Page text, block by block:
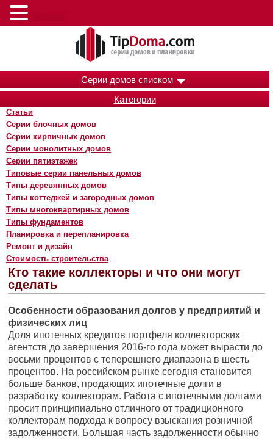
Серии домов списком
Категории
Статьи
Серии блочных домов
Серии кирпичных домов
Серии монолитных домов
Серии пятиэтажек
Типовые серии панельных домов
Типы деревянных домов
Типы коттеджей и загородных домов
Типы многоквартирных домов
Типы фундаментов
Планировка и перепланировка
Ремонт и дизайн
Стоимость строительства
Кто такие коллекторы и что они могут
сделать
Особенности образования долгов у предприятий и
физических лиц
Доля ипотечных кредитов портфеля коллекторских
агентств до завершения 2016-го года может вырасти до
восьми процентов с теперешнего диапазона в шесть
процентов. На российском рынке сегодня становится
больше банков, продающих ипотечные долги в
разработку коллекторам. Работа с ипотечными долгами
просит принципиально отличного от традиционного
коллекторам подхода к вопросу взыскания розничной
задолженности. Большая часть задолженности обычно